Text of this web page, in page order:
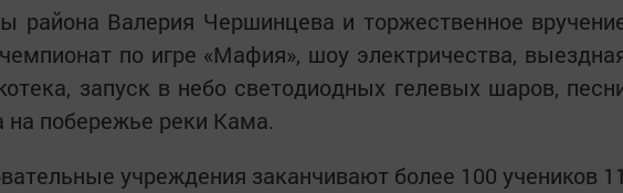
района Валерия Чершинцева и торжественное
по игре «Мафия», шоу электричества,
запуск в небо светодиодных гелевых шаров,
на побережье реки Кама.
учреждения заканчивают более 100 учеников